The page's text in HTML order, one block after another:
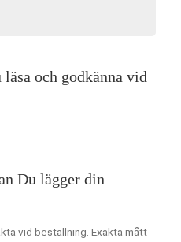
och godkänna vid
Du lägger din
vid beställning. Exakta mått